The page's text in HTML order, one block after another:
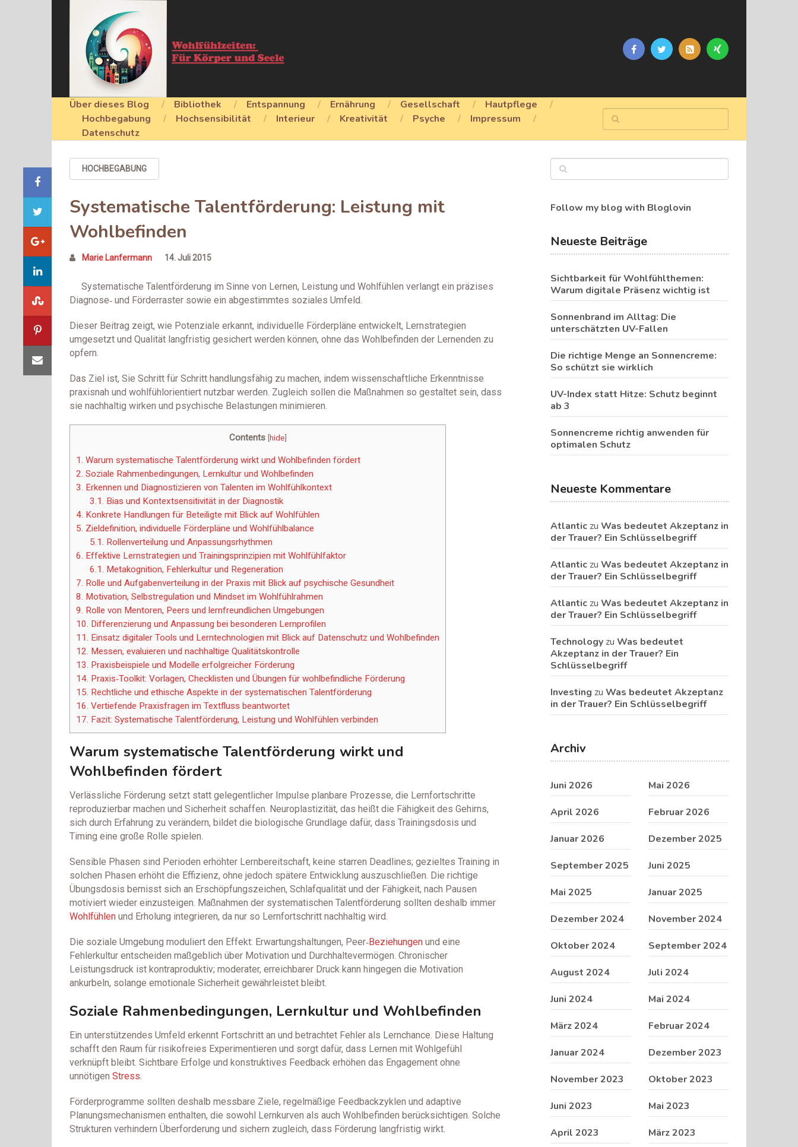
Über dieses Blog Bibliothek Entspannung Ernährung Gesellschaft
Hautpflege
Hochbegabung
Hochsensibilität Interieur Kreativität Psyche
Impressum
Datenschutz
HOCHBEGABUNG
Systematische Talentförderung: Leistung mit
Wohlbefinden
Marie Lanfermann 14. Juli 2015
Systematische Talentförderung im Sinne von Lernen, Leistung und Wohlfühlen verlangt ein präzises
Diagnose‑ und Förderraster sowie ein abgestimmtes soziales Umfeld.
Dieser Beitrag zeigt, wie Potenziale erkannt, individuelle Förderpläne entwickelt, Lernstrategien
umgesetzt und Qualität langfristig gesichert werden können, ohne das Wohlbefinden der Lernenden zu
opfern.
Das Ziel ist, Sie Schritt für Schritt handlungsfähig zu machen, indem wissenschaftliche Erkenntnisse
praxisnah und wohlfühlorientiert nutzbar werden. Zugleich sollen die Maßnahmen so gestaltet sein, dass
sie nachhaltig wirken und psychische Belastungen minimieren.
Contents [hide]
1. Warum systematische Talentförderung wirkt und Wohlbefinden fördert
2. Soziale Rahmenbedingungen, Lernkultur und Wohlbefinden
3. Erkennen und Diagnostizieren von Talenten im Wohlfühlkontext
3.1. Bias und Kontextsensitivität in der Diagnostik
4. Konkrete Handlungen für Beteiligte mit Blick auf Wohlfühlen
5. Zieldefinition, individuelle Förderpläne und Wohlfühlbalance
5.1. Rollenverteilung und Anpassungsrhythmen
6. Effektive Lernstrategien und Trainingsprinzipien mit Wohlfühlfaktor
6.1. Metakognition, Fehlerkultur und Regeneration
7. Rolle und Aufgabenverteilung in der Praxis mit Blick auf psychische Gesundheit
8. Motivation, Selbstregulation und Mindset im Wohlfühlrahmen
9. Rolle von Mentoren, Peers und lernfreundlichen Umgebungen
10. Differenzierung und Anpassung bei besonderen Lernprofilen
11. Einsatz digitaler Tools und Lerntechnologien mit Blick auf Datenschutz und Wohlbefinden
12. Messen, evaluieren und nachhaltige Qualitätskontrolle
13. Praxisbeispiele und Modelle erfolgreicher Förderung
14. Praxis‑Toolkit: Vorlagen, Checklisten und Übungen für wohlbefindliche Förderung
15. Rechtliche und ethische Aspekte in der systematischen Talentförderung
16. Vertiefende Praxisfragen im Textfluss beantwortet
17. Fazit: Systematische Talentförderung, Leistung und Wohlfühlen verbinden
Warum systematische Talentförderung wirkt und
Wohlbefinden fördert
Verlässliche Förderung setzt statt gelegentlicher Impulse planbare Prozesse, die Lernfortschritte
reproduzierbar machen und Sicherheit schaffen. Neuroplastizität, das heißt die Fähigkeit des Gehirns,
sich durch Erfahrung zu verändern, bildet die biologische Grundlage dafür, dass Trainingsdosis und
Timing eine große Rolle spielen.
Sensible Phasen sind Perioden erhöhter Lernbereitschaft, keine starren Deadlines; gezieltes Training in
solchen Phasen erhöht die Effizienz, ohne jedoch spätere Entwicklung auszuschließen. Die richtige
Übungsdosis bemisst sich an Erschöpfungszeichen, Schlafqualität und der Fähigkeit, nach Pausen
motiviert wieder einzusteigen. Maßnahmen der systematischen Talentförderung sollten deshalb immer
Wohlfühlen und Erholung integrieren, da nur so Lernfortschritt nachhaltig wird.
Die soziale Umgebung moduliert den Effekt: Erwartungshaltungen, Peer‑Beziehungen und eine
Fehlerkultur entscheiden maßgeblich über Motivation und Durchhaltevermögen. Chronischer
Leistungsdruck ist kontraproduktiv; moderater, erreichbarer Druck kann hingegen die Motivation
ankurbeln, solange emotionale Sicherheit gewährleistet bleibt.
Soziale Rahmenbedingungen, Lernkultur und Wohlbefinden
Ein unterstützendes Umfeld erkennt Fortschritt an und betrachtet Fehler als Lernchance. Diese Haltung
schafft den Raum für risikofreies Experimentieren und sorgt dafür, dass Lernen mit Wohlgefühl
verknüpft bleibt. Sichtbare Erfolge und konstruktives Feedback erhöhen das Engagement ohne
unnötigen Stress.
Förderprogramme sollten deshalb messbare Ziele, regelmäßige Feedbackzyklen und adaptive
Planungsmechanismen enthalten, die sowohl Lernkurven als auch Wohlbefinden berücksichtigen. Solche
Strukturen verhindern Überforderung und sichern zugleich, dass Förderung langfristig wirkt.
Follow my blog with Bloglovin
Neueste Beiträge
Sichtbarkeit für Wohlfühlthemen:
Warum digitale Präsenz wichtig ist
Sonnenbrand im Alltag: Die
unterschätzten UV-Fallen
Die richtige Menge an Sonnencreme:
So schützt sie wirklich
UV-Index statt Hitze: Schutz beginnt
ab 3
Sonnencreme richtig anwenden für
optimalen Schutz
Neueste Kommentare
Atlantic zu Was bedeutet Akzeptanz in
der Trauer? Ein Schlüsselbegriff
Atlantic zu Was bedeutet Akzeptanz in
der Trauer? Ein Schlüsselbegriff
Atlantic zu Was bedeutet Akzeptanz in
der Trauer? Ein Schlüsselbegriff
Technology zu Was bedeutet
Akzeptanz in der Trauer? Ein
Schlüsselbegriff
Investing zu Was bedeutet Akzeptanz
in der Trauer? Ein Schlüsselbegriff
Archiv
Juni 2026 Mai 2026
April 2026 Februar 2026
Januar 2026 Dezember 2025
September 2025 Juni 2025
Mai 2025 Januar 2025
Dezember 2024 November 2024
Oktober 2024 September 2024
August 2024 Juli 2024
Juni 2024 Mai 2024
März 2024 Februar 2024
Januar 2024 Dezember 2023
November 2023 Oktober 2023
Juni 2023 Mai 2023
April 2023 März 2023